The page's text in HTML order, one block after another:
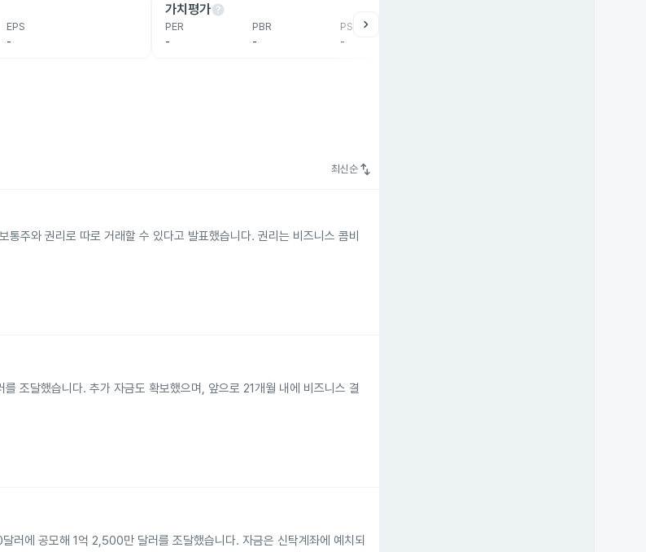
EPS
-
가치평가help
PER
-
PBR
-
PSR
-
chevron_right
최신순 swap_vert
와 권리로 따로 거래할 수 있다고 발표했습니다. 권리는 비즈니스 콤비
조달했습니다. 추가 자금도 확보했으며, 앞으로 21개월 내에 비즈니스 결
에 공모해 1억 2,500만 달러를 조달했습니다. 자금은 신탁계좌에 예치되